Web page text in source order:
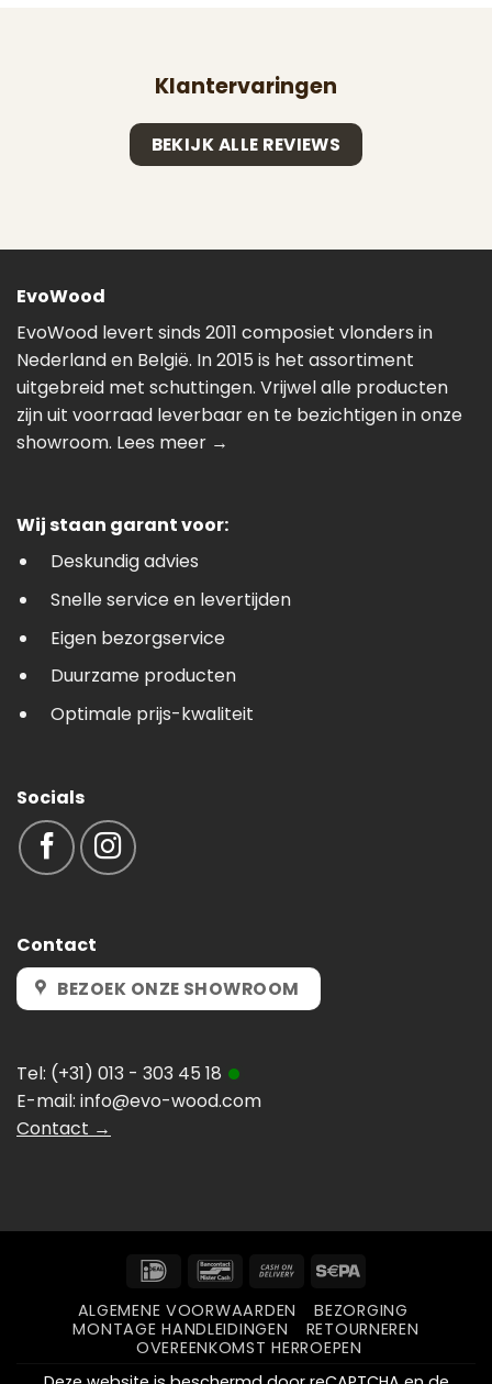
Klantervaringen
BEKIJK ALLE REVIEWS
EvoWood
EvoWood levert sinds 2011 composiet vlonders in
Nederland en België. In 2015 is het assortiment
uitgebreid met schuttingen. Vrijwel alle producten
zijn uit voorraad leverbaar en te bezichtigen in onze
showroom. Lees meer →
Wij staan garant voor:
Deskundig advies
Snelle service en levertijden
Eigen bezorgservice
Duurzame producten
Optimale prijs-kwaliteit
Socials
Contact
BEZOEK ONZE SHOWROOM
Tel: (+31) 013 - 303 45 18
E-mail: info@evo-wood.com
Contact →
IDeal Bancontact
Cash
Delivery
ALGEMENE VOORWAARDEN
BEZORGING
MONTAGE HANDLEIDINGEN
RETOURNEREN
OVEREENKOMST HERROEPEN